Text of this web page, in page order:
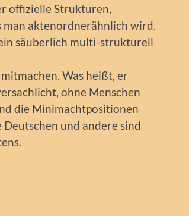
offizielle Strukturen,
aktenordnerähnlich wird.
säuberlich multi-strukturell
Was heißt, er
ohne Menschen
die Minimachtpositionen
und andere sind